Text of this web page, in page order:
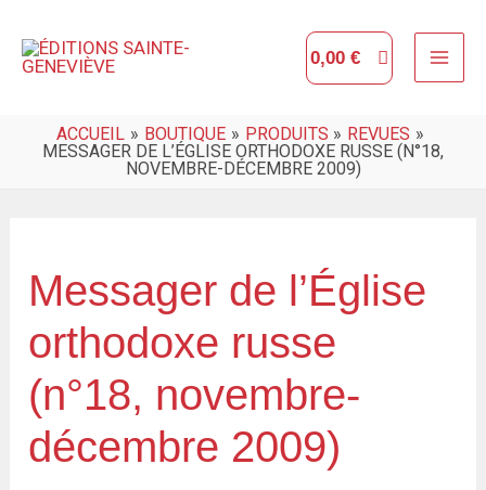
0,00 €
ACCUEIL BOUTIQUE PRODUITS
REVUES
MESSAGER DE L’ÉGLISE ORTHODOXE RUSSE (N°18,
NOVEMBRE-DÉCEMBRE 2009)
Messager de l’Église
orthodoxe russe
(n°18, novembre-
décembre 2009)
de
Messager
de
l'Église
orthodoxe
russe